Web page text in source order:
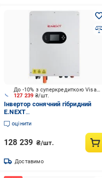
127 239 ₴/шт.
До -10% з суперкредиткою Visa Вигода
Інвертор сонячний гібридний
E.NEXT
e.inv.h3.industrial.48.12000
(i096008)
оцінити
128 239 ₴/шт.
Доставимо